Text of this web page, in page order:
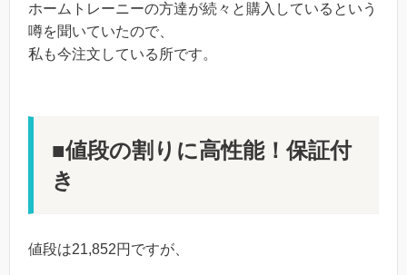
ホームトレーニーの方達が続々と購入しているという
噂を聞いていたので、
私も今注文している所です。
■値段の割りに高性能！保証付
き
値段は21,852円ですが、